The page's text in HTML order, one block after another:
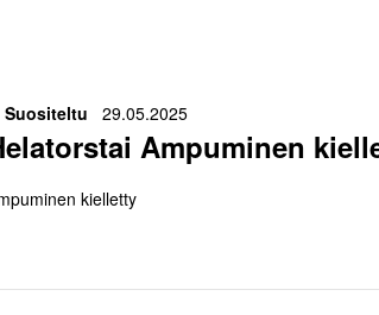
Ampuminen
Suositeltu 29.05.2025
kielletty